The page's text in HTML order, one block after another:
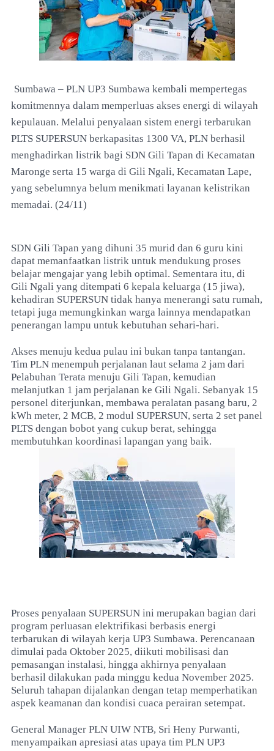
Sumbawa – PLN UP3 Sumbawa kembali mempertegas
komitmennya dalam memperluas akses energi di wilayah
kepulauan. Melalui penyalaan sistem energi terbarukan
PLTS SUPERSUN berkapasitas 1300 VA, PLN berhasil
menghadirkan listrik bagi SDN Gili Tapan di Kecamatan
Maronge serta 15 warga di Gili Ngali, Kecamatan Lape,
yang sebelumnya belum menikmati layanan kelistrikan
memadai. (24/11)
SDN Gili Tapan yang dihuni 35 murid dan 6 guru kini
dapat memanfaatkan listrik untuk mendukung proses
belajar mengajar yang lebih optimal. Sementara itu, di
Gili Ngali yang ditempati 6 kepala keluarga (15 jiwa),
kehadiran SUPERSUN tidak hanya menerangi satu rumah,
tetapi juga memungkinkan warga lainnya mendapatkan
penerangan lampu untuk kebutuhan sehari-hari.
Akses menuju kedua pulau ini bukan tanpa tantangan.
Tim PLN menempuh perjalanan laut selama 2 jam dari
Pelabuhan Terata menuju Gili Tapan, kemudian
melanjutkan 1 jam perjalanan ke Gili Ngali. Sebanyak 15
personel diterjunkan, membawa peralatan pasang baru, 2
kWh meter, 2 MCB, 2 modul SUPERSUN, serta 2 set panel
PLTS dengan bobot yang cukup berat, sehingga
membutuhkan koordinasi lapangan yang baik.
Proses penyalaan SUPERSUN ini merupakan bagian dari
program perluasan elektrifikasi berbasis energi
terbarukan di wilayah kerja UP3 Sumbawa. Perencanaan
dimulai pada Oktober 2025, diikuti mobilisasi dan
pemasangan instalasi, hingga akhirnya penyalaan
berhasil dilakukan pada minggu kedua November 2025.
Seluruh tahapan dijalankan dengan tetap memperhatikan
aspek keamanan dan kondisi cuaca perairan setempat.
General Manager PLN UIW NTB, Sri Heny Purwanti,
menyampaikan apresiasi atas upaya tim PLN UP3